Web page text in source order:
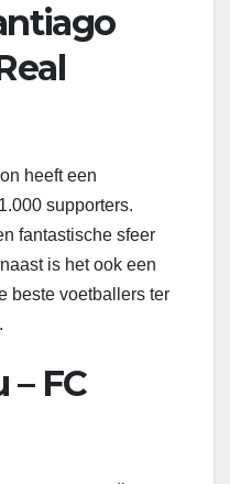
heeft een
supporters.
fantastische sfeer
is het ook een
beste voetballers ter
– FC